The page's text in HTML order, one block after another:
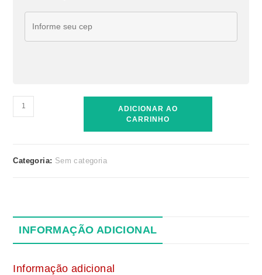
da
ADICIONAR AO
CARRINHO
Categoria: Sem categoria
INFORMAÇÃO ADICIONAL
Informação adicional